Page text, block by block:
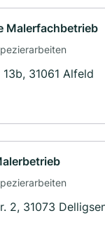
Malerfachbetrieb
31061 Alfeld
2, 31073